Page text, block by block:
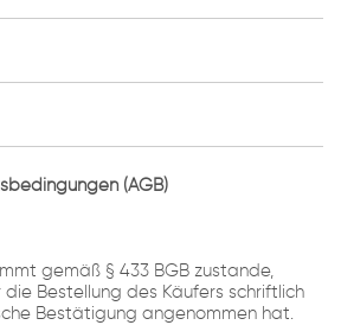
(AGB)
gemäß § 433 BGB zustande,
Bestellung des Käufers schriftlich
Bestätigung angenommen hat.